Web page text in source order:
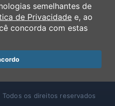
Todos os direitos reservados
semelhantes de
de Privacidade e, ao
concorda com estas